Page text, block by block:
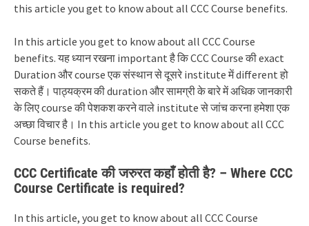
this article you get to know about all CCC Course benefits.
In this article you get to know about all CCC Course
benefits.यह ध्यान रखना important है कि CCC Course की exact
Duration और course एक संस्थान से दूसरे institute में different हो
सकते हैं। पाठ्यक्रम की duration और सामग्री के बारे में अधिक जानकारी
के लिए course की पेशकश करने वाले institute से जांच करना हमेशा एक
अच्छा विचार है। In this article you get to know about all CCC
Course benefits.
CCC Certificate की जरुरत कहाँ होती है? – Where CCC
Course Certificate is required?
In this article, you get to know about all CCC Course